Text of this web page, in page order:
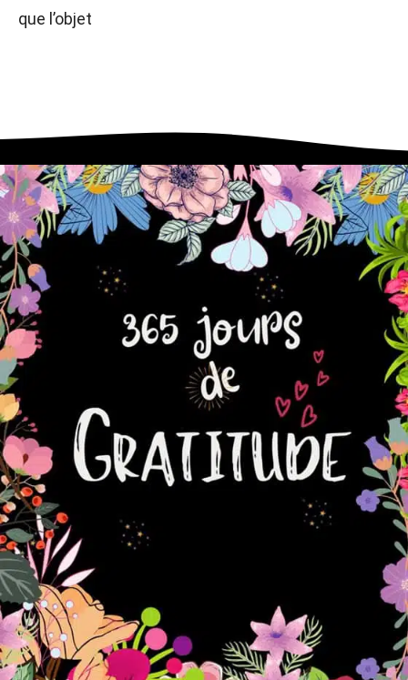
que l’objet